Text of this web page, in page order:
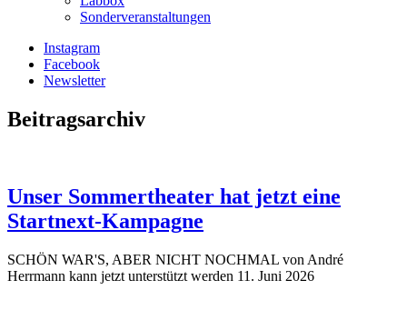
Sonderveranstaltungen
Instagram
Facebook
Newsletter
Beitragsarchiv
Unser Sommertheater hat jetzt eine
Startnext-Kampagne
SCHÖN WAR'S, ABER NICHT NOCHMAL von André
Herrmann kann jetzt unterstützt werden 11. Juni 2026